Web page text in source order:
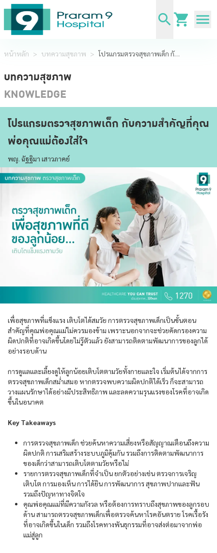
หน้าหลัก > บทความสุขภาพ > โปรแกรมตรวจสุขภาพเด็ก กับความสำคัญที่คุณพ่อคุณแม่ต้องใส่ใจ
บทความสุขภาพ
KNOWLEDGE
โปรแกรมตรวจสุขภาพเด็ก กับความสำคัญที่คุณ
พ่อคุณแม่ต้องใส่ใจ
พญ. ฉัฐฐิมา เสาวภาคย์
เพื่อสุขภาพที่แข็งแรง เติบโตได้สมวัย การตรวจสุขภาพเด็กเป็นขั้นตอน
สำคัญที่คุณพ่อคุณแม่ไม่ควรมองข้าม เพราะนอกจากจะช่วยคัดกรองความ
ผิดปกติที่อาจเกิดขึ้นโดยไม่รู้ตัวแล้ว ยังสามารถติดตามพัฒนาการของลูกได้
อย่างรอบด้าน
การดูแลและเลี้ยงดูให้ลูกน้อยเติบโตตามวัยทั้งกายและใจ เริ่มต้นได้จากการ
ตรวจสุขภาพเด็กสม่ำเสมอ หากตรวจพบความผิดปกติได้เร็ว ก็จะสามารถ
วางแผนรักษาได้อย่างมีประสิทธิภาพ และลดความรุนแรงของโรคที่อาจเกิด
ขึ้นในอนาคต
Key Takeaways
การตรวจสุขภาพเด็ก ช่วยค้นหาความเสี่ยงหรือสัญญาณเตือนถึงความ
ผิดปกติ การเสริมสร้างระบบภูมิคุ้มกัน รวมถึงการติดตามพัฒนาการ
ของเด็กว่าสามารถเติบโตตามวัยหรือไม่
รายการตรวจสุขภาพเด็กที่จำเป็น ยกตัวอย่างเช่น ตรวจการเจริญ
เติบโต การมองเห็น การได้ยิน การพัฒนาการ สุขภาพปากและฟัน
รวมถึงปัญหาทางจิตใจ
คุณพ่อคุณแม่ที่มีความกังวล หรือต้องการทราบถึงสุขภาพของลูกรอบ
ด้าน สามารถตรวจสุขภาพเด็กเพื่อตรวจค้นหาโรคอันตราย โรคเรื้อรัง
ที่อาจเกิดขึ้นในเด็ก รวมถึงโรคทางพันธุกรรมที่อาจส่งต่อมาจากพ่อ
แม่สู่ลูก